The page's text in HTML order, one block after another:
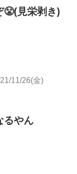
😤(見栄剥き)
11/26(金)
るやん